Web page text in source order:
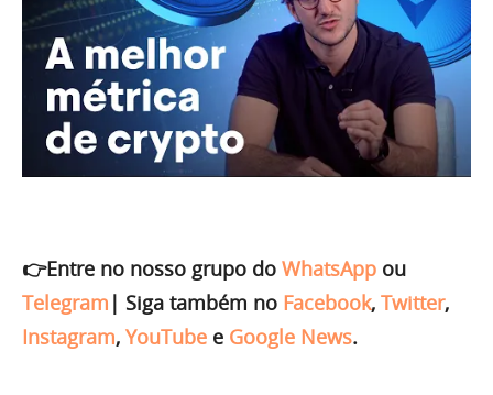
👉Entre no nosso grupo do WhatsApp ou
Telegram | Siga também no Facebook, Twitter,
Instagram, YouTube e Google News.